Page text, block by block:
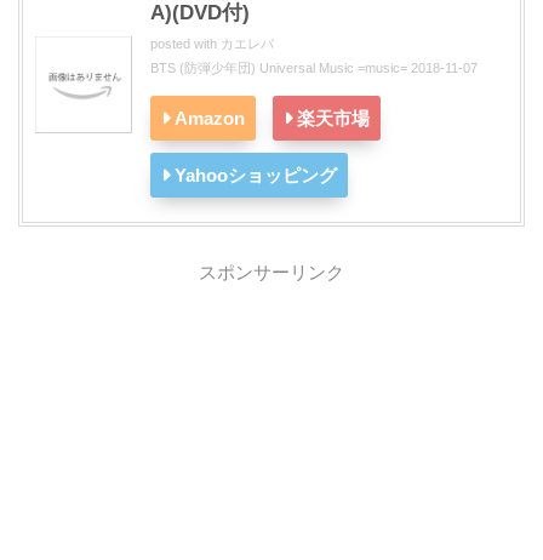
A)(DVD付)
posted with カエレバ
BTS (防弾少年団) Universal Music =music= 2018-11-07
Amazon 楽天市場
Yahooショッピング
スポンサーリンク